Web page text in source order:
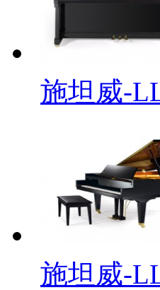
施坦威-
施坦威-